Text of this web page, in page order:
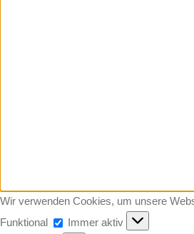
Wir verwenden Cookies, um unsere
Funktional
Funktional
Immer aktiv